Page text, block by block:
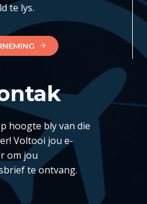
te lys.
hoogte bly van die
Voltooi jou e-
om jou
te ontvang.